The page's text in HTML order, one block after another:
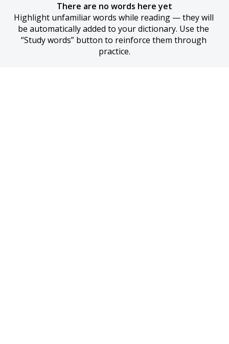
There are no words here yet
Highlight unfamiliar words while reading — they will
be automatically added to your dictionary. Use the
“Study words” button to reinforce them through
practice.